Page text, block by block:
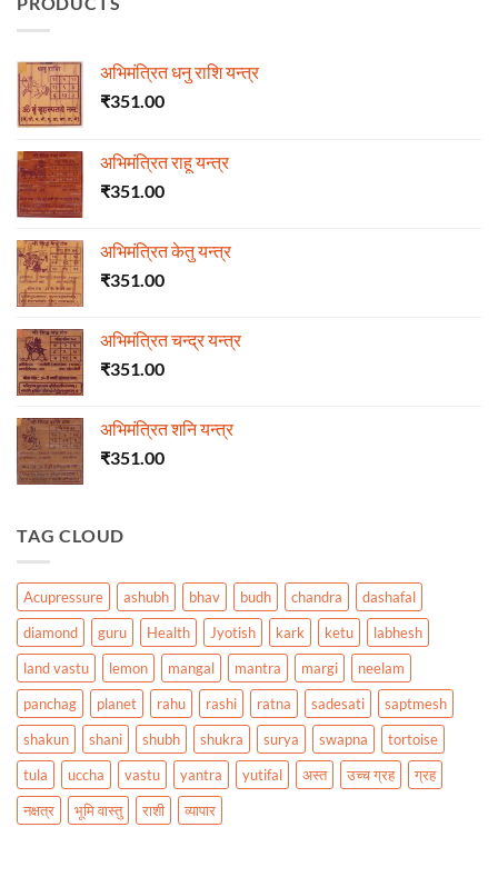
अभिमंत्रित धनु राशि यन्त्र
₹351.00
अभिमंत्रित राहू यन्त्र
₹351.00
अभिमंत्रित केतु यन्त्र
₹351.00
अभिमंत्रित चन्द्र यन्त्र
₹351.00
अभिमंत्रित शनि यन्त्र
₹351.00
TAG CLOUD
Acupressure ashubh bhav budh chandra
dashafal
diamond
guru Health Jyotish kark ketu
labhesh
land vastu
lemon mangal mantra margi
neelam
panchag
planet rahu rashi ratna sadesati
saptmesh
shakun
shani shubh shukra surya swapna
tortoise
tula
uccha vastu yantra yutifal अस्त उच्च ग्रह
ग्रह
नक्षत्र
भूमि वास्तु राशी व्यापार